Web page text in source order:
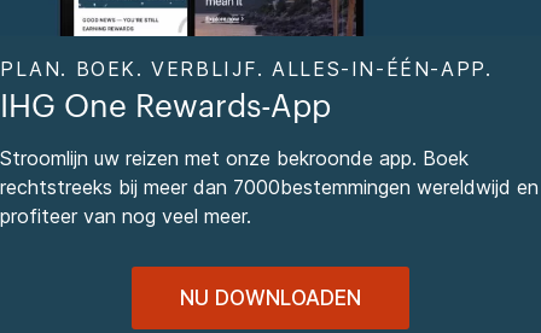
PLAN. BOEK. VERBLIJF. ALLES-IN-ÉÉN-APP.
IHG One Rewards-App
Stroomlijn uw reizen met onze bekroonde app. Boek
rechtstreeks bij meer dan 7000bestemmingen wereldwijd en
profiteer van nog veel meer.
NU DOWNLOADEN